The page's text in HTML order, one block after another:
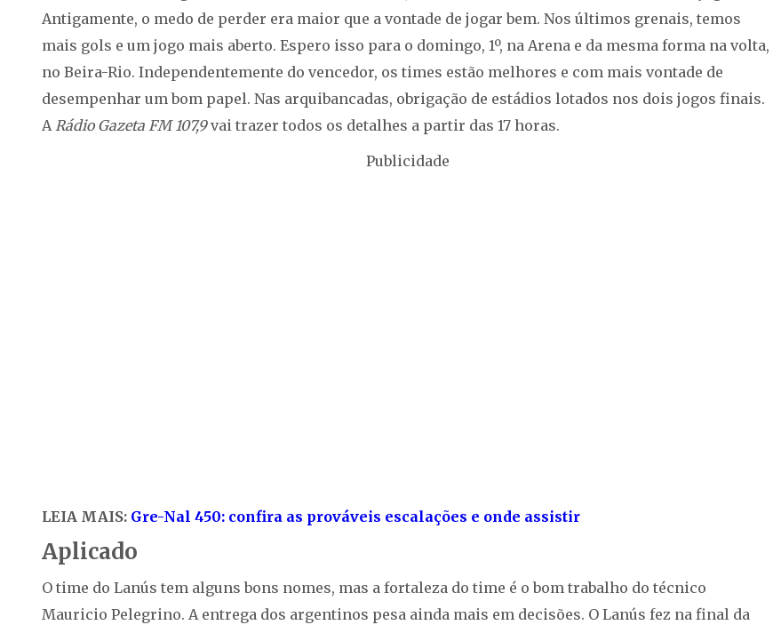
Antigamente, o medo de perder era maior que a vontade de jogar bem. Nos últimos grenais, temos
mais gols e um jogo mais aberto. Espero isso para o domingo, 1º, na Arena e da mesma forma na volta,
no Beira-Rio. Independentemente do vencedor, os times estão melhores e com mais vontade de
desempenhar um bom papel. Nas arquibancadas, obrigação de estádios lotados nos dois jogos finais.
ARádio Gazeta FM 107,9vai trazer todos os detalhes a partir das 17 horas.
Publicidade
LEIA MAIS: Gre-Nal 450: confira as prováveis escalações e onde assistir
Aplicado
O time do Lanús tem alguns bons nomes, mas a fortaleza do time é o bom trabalho do técnico
Mauricio Pelegrino. A entrega dos argentinos pesa ainda mais em decisões. O Lanús fez na final da